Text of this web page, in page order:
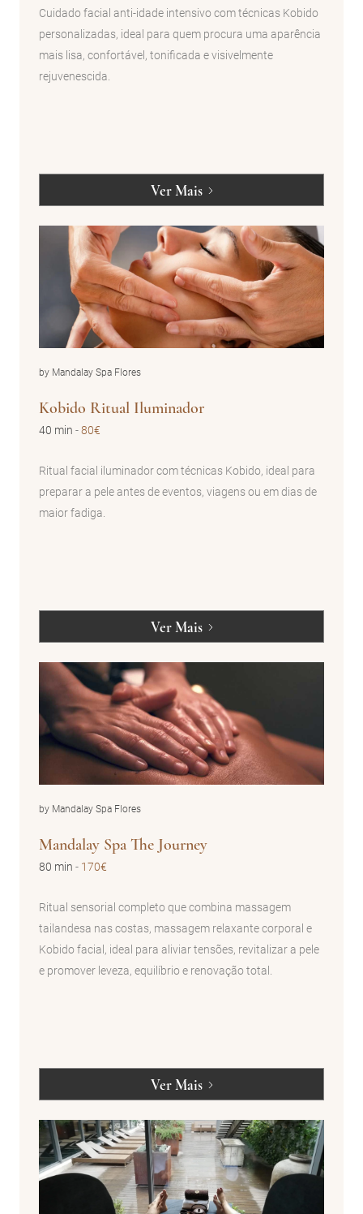
Cuidado facial anti-idade intensivo com técnicas Kobido
personalizadas, ideal para quem procura uma aparência
mais lisa, confortável, tonificada e visivelmente
rejuvenescida.
Ver Mais
by Mandalay Spa Flores
Kobido Ritual Iluminador
40 min -80€
Ritual facial iluminador com técnicas Kobido, ideal para
preparar a pele antes de eventos, viagens ou em dias de
maior fadiga.
Ver Mais
by Mandalay Spa Flores
Mandalay Spa The Journey
80 min - 170€
Ritual sensorial completo que combina massagem
tailandesa nas costas, massagem relaxante corporal e
Kobido facial, ideal para aliviar tensões, revitalizar a pele
e promover leveza, equilíbrio e renovação total.
Ver Mais